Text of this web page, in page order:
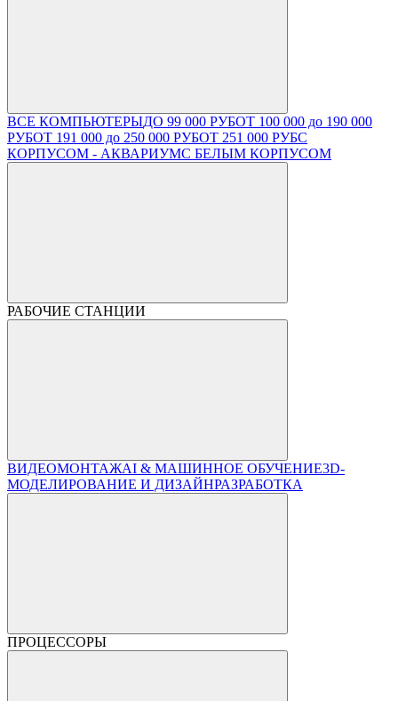
ВСЕ КОМПЬЮТЕРЫДО 99 000 РУБОТ 100 000 до 190 000
РУБОТ 191 000 до 250 000 РУБОТ 251 000 РУБС
КОРПУСОМ - АКВАРИУМС БЕЛЫМ КОРПУСОМ
РАБОЧИЕ СТАНЦИИ
ВИДЕОМОНТАЖAI & МАШИННОЕ ОБУЧЕНИЕ3D-
МОДЕЛИРОВАНИЕ И ДИЗАЙНРАЗРАБОТКА
ПРОЦЕССОРЫ